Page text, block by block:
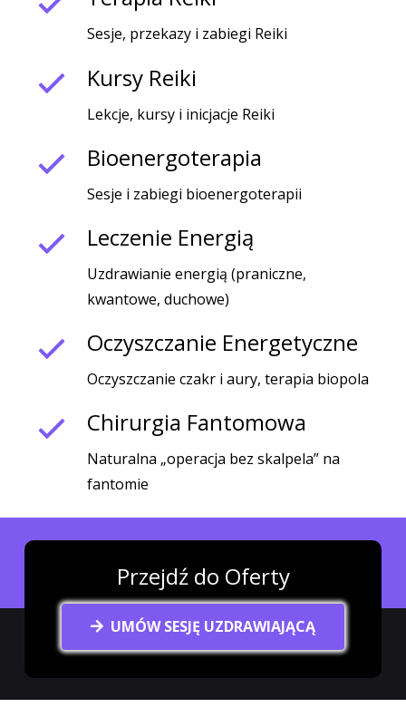
Sesje, przekazy i zabiegi Reiki
Kursy Reiki
Lekcje, kursy i inicjacje Reiki
Bioenergoterapia
Sesje i zabiegi bioenergoterapii
Leczenie Energią
Uzdrawianie energią (praniczne,
kwantowe, duchowe)
Oczyszczanie Energetyczne
Oczyszczanie czakr i aury, terapia biopola
Chirurgia Fantomowa
Naturalna „operacja bez skalpela” na
fantomie
Przejdź do Oferty
UMÓW SESJĘ UZDRAWIAJĄCĄ